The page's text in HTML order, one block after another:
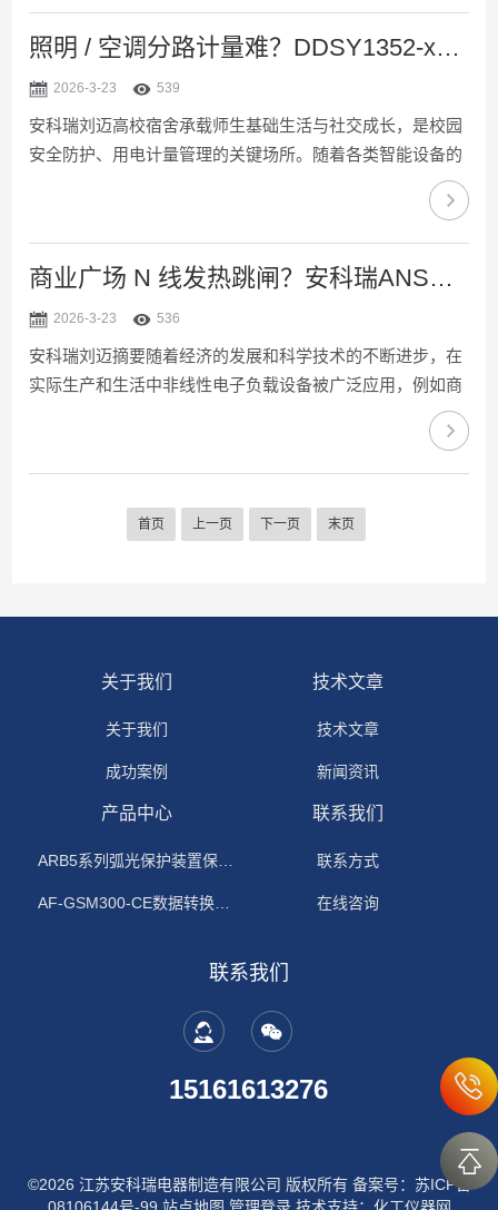
全运作受到影响。为此中低压母线保护就需要得到相关人员
的充分认识和理解，寻找出一种符合安全工作要求，且快速
理的主要内容。为此本文基于中低压母线保护工作特点，提
出针对性的电弧光保护系统，以求发挥安全管理要求，提升
管理质量。关...
照明 / 空调分路计量难？DDSY1352-xDM 赋能高校宿舍精细化收费
2026-3-23 539
安科瑞刘迈高校宿舍承载师生基础生活与社交成长，是校园
安全防护、用电计量管理的关键场所。随着各类智能设备的
普及，学生用电需求愈加复杂，大功率电器使用、用电时段
集中、私拉乱接等问题，带来了火灾、触电等安全隐患，威
胁着人身安全。另外政府或学校对学生的宿舍用电也存在着
补助政策，例如照明插座用电免费使用但空调用电收费使
费。这也给宿舍用电计量、费用分摊和能耗管控带来诸多挑
战。JGJ310-2013《教育建筑电气设计规范》中规定：学生
宿舍...
商业广场 N 线发热跳闸？安科瑞ANSNP终端电气综合治理方案来了
2026-3-23 536
安科瑞刘迈摘要随着经济的发展和科学技术的不断进步，在
实际生产和生活中非线性电子负载设备被广泛应用，例如商
业广场中的LED灯和LED屏、工厂中的加热器、调光器等晶
闸管调压电源，此类设备会产生大量的3n次谐波导致N线出
现电流过大，从而引发线路发热、设备损坏及安全隐患等问
电流过大问题，通过理论分析N线电流产生的原因，结合智
表明了...
首页 上一页 下一页 末页
关于我们
关于我们
成功案例
技术文章
技术文章
新闻资讯
产品中心
ARB5系列弧光保护装置保护功能原理
AF-GSM300-CE数据转换模块
联系我们
联系方式
在线咨询
联系我们
15161613276
©2026 江苏安科瑞电器制造有限公司 版权所有 备案号：苏ICP备